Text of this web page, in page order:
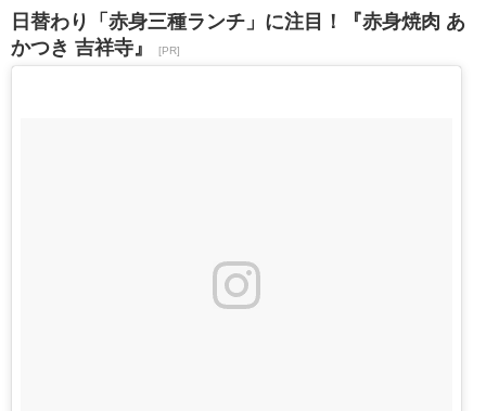
日替わり「赤身三種ランチ」に注目！『赤身焼肉 あ
かつき 吉祥寺』
[PR]